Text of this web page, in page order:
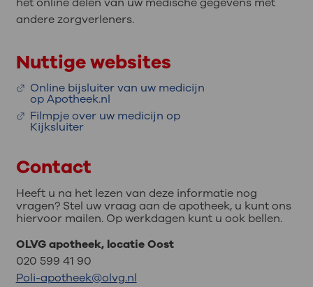
andere zorgverleners.
Nuttige websites
Online bijsluiter van uw medicijn
op Apotheek.nl
Filmpje over uw medicijn op
Kijksluiter
Contact
Heeft u na het lezen van deze informatie nog
vragen? Stel uw vraag aan de apotheek, u kunt ons
hiervoor mailen. Op werkdagen kunt u ook bellen.
OLVG apotheek, locatie Oost
020 599 41 90
Poli-apotheek@olvg.nl